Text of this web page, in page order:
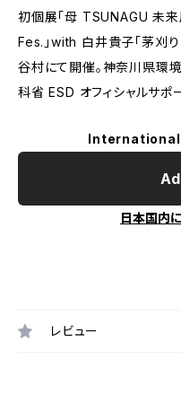
初個展「母 TSUNAGU 未来
Fes.」with 白井貴子「茅刈
谷村にて開催。神奈川県環
科省 ESD オフィシャルサポ
日本国内
レビュー